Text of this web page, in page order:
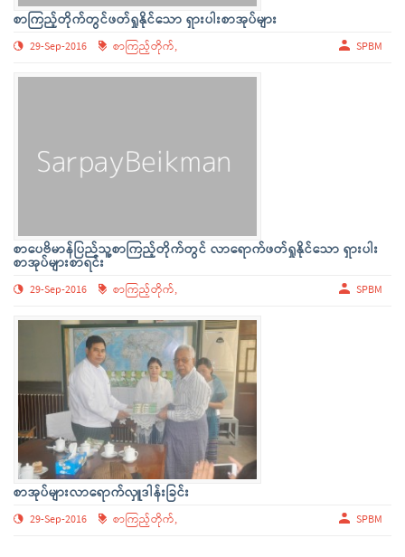
စာကြည့်တိုက်တွင်ဖတ်ရှုနိုင်သော ရှားပါးစာအုပ်များ
29-Sep-2016 စာကြည့်တိုက်, SPBM
စာပေဗိမာန်ပြည်သူ့စာကြည့်တိုက်တွင် လာရောက်ဖတ်ရှုနိုင်သော ရှားပါး
စာအုပ်များစာရင်း
29-Sep-2016 စာကြည့်တိုက်, SPBM
စာအုပ်များလာရောက်လှူဒါန်းခြင်း
29-Sep-2016 စာကြည့်တိုက်, SPBM